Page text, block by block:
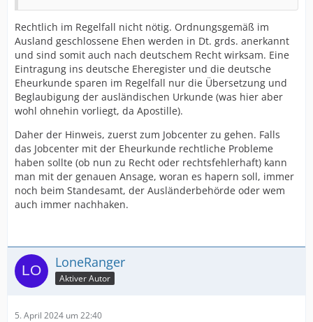
Rechtlich im Regelfall nicht nötig. Ordnungsgemäß im
Ausland geschlossene Ehen werden in Dt. grds. anerkannt
und sind somit auch nach deutschem Recht wirksam. Eine
Eintragung ins deutsche Eheregister und die deutsche
Eheurkunde sparen im Regelfall nur die Übersetzung und
Beglaubigung der ausländischen Urkunde (was hier aber
wohl ohnehin vorliegt, da Apostille).
Daher der Hinweis, zuerst zum Jobcenter zu gehen. Falls
das Jobcenter mit der Eheurkunde rechtliche Probleme
haben sollte (ob nun zu Recht oder rechtsfehlerhaft) kann
man mit der genauen Ansage, woran es hapern soll, immer
noch beim Standesamt, der Ausländerbehörde oder wem
auch immer nachhaken.
LoneRanger
Aktiver Autor
5. April 2024 um 22:40